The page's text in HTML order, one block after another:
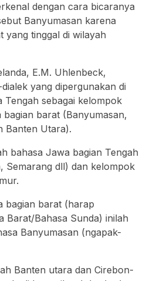
dengan cara bicaranya
Banyumasan karena
yang tinggal di wilayah
E.M. Uhlenbeck,
yang dipergunakan di
sebagai kelompok
barat (Banyumasan,
Banten Utara).
bahasa Jawa bagian Tengah
Semarang dll) dan kelompok
bagian barat (harap
Barat/Bahasa Sunda) inilah
Banyumasan (ngapak-
Banten utara dan Cirebon-